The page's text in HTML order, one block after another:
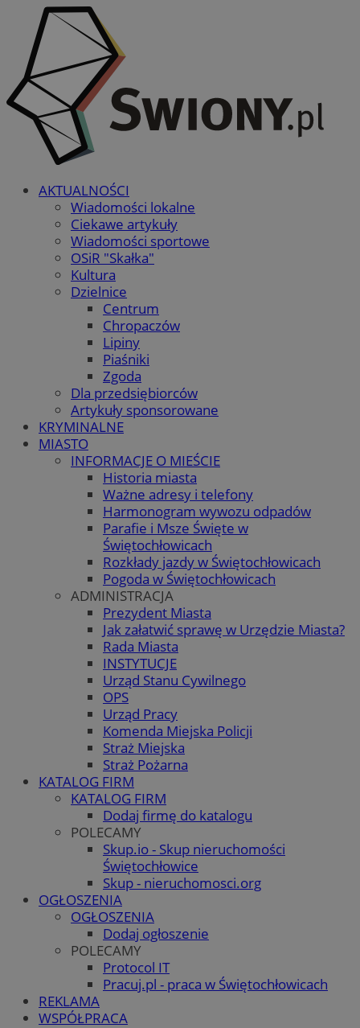
AKTUALNOŚCI
Wiadomości lokalne
Ciekawe artykuły
Wiadomości sportowe
OSiR "Skałka"
Kultura
Dzielnice
Centrum
Chropaczów
Lipiny
Piaśniki
Zgoda
Dla przedsiębiorców
Artykuły sponsorowane
KRYMINALNE
MIASTO
INFORMACJE O MIEŚCIE
Historia miasta
Ważne adresy i telefony
Harmonogram wywozu odpadów
Parafie i Msze Święte w
Świętochłowicach
Rozkłady jazdy w Świętochłowicach
Pogoda w Świętochłowicach
ADMINISTRACJA
Prezydent Miasta
Jak załatwić sprawę w Urzędzie Miasta?
Rada Miasta
INSTYTUCJE
Urząd Stanu Cywilnego
OPS
Urząd Pracy
Komenda Miejska Policji
Straż Miejska
Straż Pożarna
KATALOG FIRM
KATALOG FIRM
Dodaj firmę do katalogu
POLECAMY
Skup.io - Skup nieruchomości
Świętochłowice
Skup - nieruchomosci.org
OGŁOSZENIA
OGŁOSZENIA
Dodaj ogłoszenie
POLECAMY
Protocol IT
Pracuj.pl - praca w Świętochłowicach
REKLAMA
WSPÓŁPRACA